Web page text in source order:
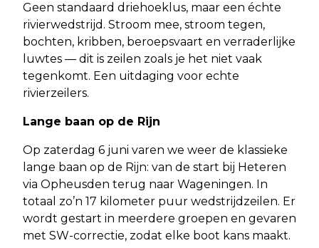
Geen standaard driehoeklus, maar een échte
rivierwedstrijd. Stroom mee, stroom tegen,
bochten, kribben, beroepsvaart en verraderlijke
luwtes — dit is zeilen zoals je het niet vaak
tegenkomt. Een uitdaging voor echte
rivierzeilers.
Lange baan op de Rijn
Op zaterdag 6 juni varen we weer de klassieke
lange baan op de Rijn: van de start bij Heteren
via Opheusden terug naar Wageningen. In
totaal zo’n 17 kilometer puur wedstrijdzeilen. Er
wordt gestart in meerdere groepen en gevaren
met SW-correctie, zodat elke boot kans maakt.